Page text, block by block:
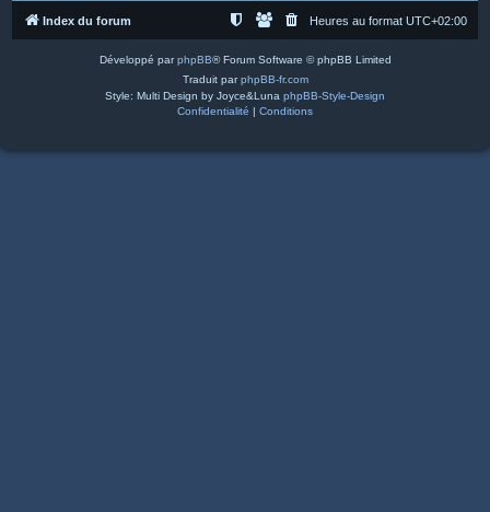
Index du forum Heures au format UTC+02:00
Développé parphpBB® Forum Software © phpBB Limited
Traduit parphpBB-fr.com
Style: Multi Design by Joyce&Luna phpBB-Style-Design
Confidentialité | Conditions